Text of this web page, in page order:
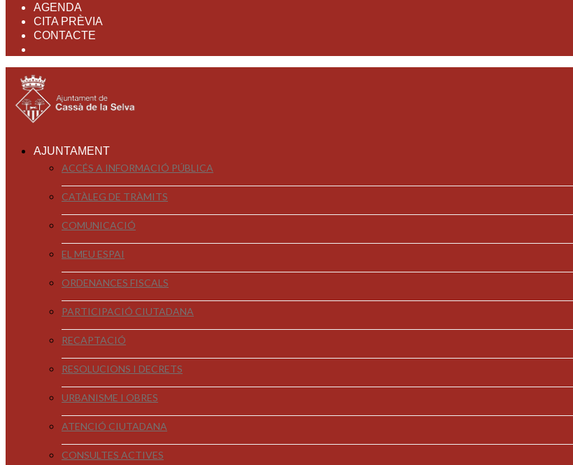
AGENDA
CITA PRÈVIA
CONTACTE
AJUNTAMENT
ACCÉS A INFORMACIÓ PÚBLICA
CATÀLEG DE TRÀMITS
COMUNICACIÓ
EL MEU ESPAI
ORDENANCES FISCALS
PARTICIPACIÓ CIUTADANA
RECAPTACIÓ
RESOLUCIONS I DECRETS
URBANISME I OBRES
ATENCIÓ CIUTADANA
CONSULTES ACTIVES